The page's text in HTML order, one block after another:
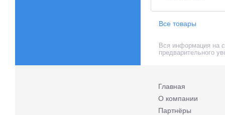
Все товары
Вся информация на
предварительного
Главная
О компании
Партнёры